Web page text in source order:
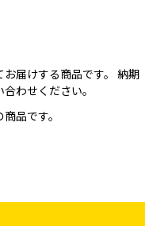
届けする商品です。 納期
わせください。
品です。